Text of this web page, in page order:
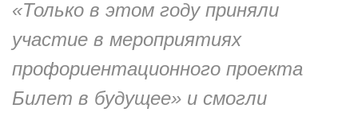
«Только в этом году приняли
участие в мероприятиях
профориентационного проекта
Билет в будущее» и смогли